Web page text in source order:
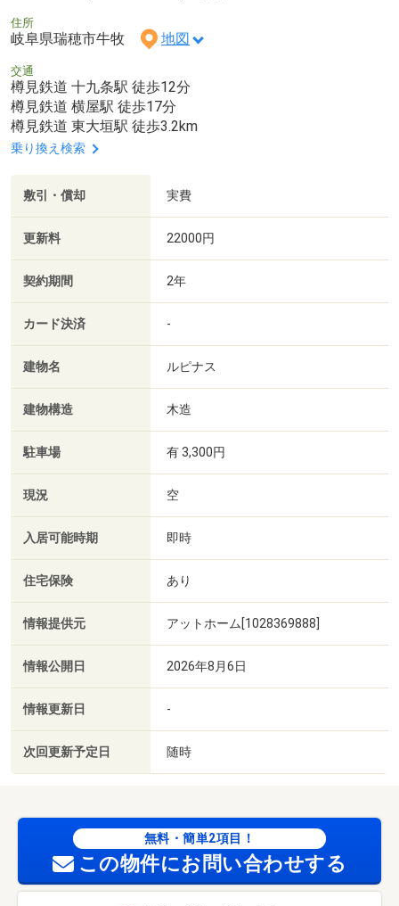
住所
岐阜県瑞穂市牛牧 地図
交通
樽見鉄道 十九条駅 徒歩12分
樽見鉄道 横屋駅 徒歩17分
樽見鉄道 東大垣駅 徒歩3.2km
乗り換え検索
敷引・償却 実費
更新料 22000円
契約期間 2年
カード決済 -
建物名 ルピナス
建物構造 木造
駐車場 有 3,300円
現況 空
入居可能時期 即時
住宅保険 あり
情報提供元 アットホーム[1028369888]
情報公開日 2026年8月6日
情報更新日 -
次回更新予定日 随時
無料・簡単2項目！
この物件にお問い合わせする